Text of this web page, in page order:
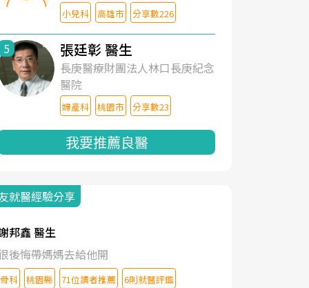
小兒科 高雄市 分享數226
5 張廷彰 醫生
長庚醫療財團法人林口長庚紀念
醫院
婦產科 桃園市 分享數23
我要推薦良醫
就醫經驗分享
邦鑫 醫生
後悔帶媽媽去給他開
骨科 桃園縣 71位讀者推薦 6則就醫評鑑